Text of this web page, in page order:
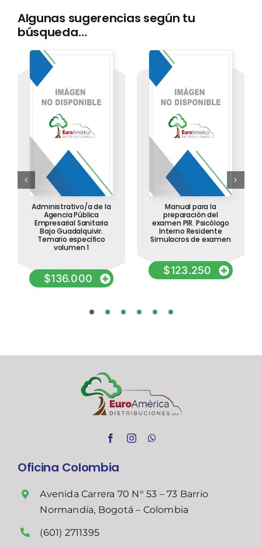
Algunas sugerencias según tu
búsqueda…
Administrativo/a de la
Agencia Pública
Empresarial Sanitaria
Bajo Guadalquivir.
Temario específico
volumen 1
$136.000
Manual para la
preparación del
examen PIR. Psicólogo
Interno Residente
Simulacros de examen
$123.250
Oficina Colombia
Avenida Carrera 70 N° 53 – 73 Barrio
Normandía, Bogotá – Colombia
(601) 2711395